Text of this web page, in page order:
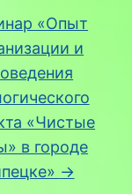
«Опыт
и
«Чистые
в городе
→